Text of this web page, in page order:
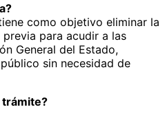
como objetivo eliminar la
para acudir a las
General del Estado,
sin necesidad de
trámite?